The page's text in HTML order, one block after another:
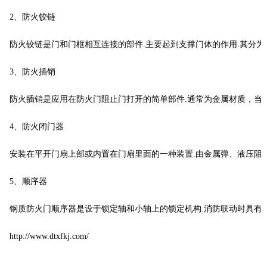
2、防火铰链
防火铰链是门和门框相互连接的部件.主要起到支撑门体的作用.其分
3、防火插销
防火插销是应用在防火门阻止门打开的简单部件.通常为金属材质，
4、防火闭门器
安装在平开门扇上部或内置在门扇里面的一种装置.由金属弹、液压
5、顺序器
钢质防火门顺序器是设于锁定轴和小轴上的锁定机构.消防联动时具
http://www.dtxfkj.com/